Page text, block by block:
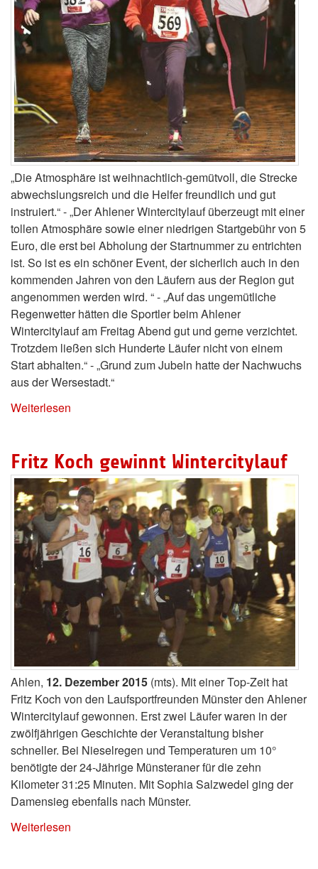
„Die Atmosphäre ist weihnachtlich-gemütvoll, die Strecke
abwechslungsreich und die Helfer freundlich und gut
instruiert.“ - „Der Ahlener Wintercitylauf überzeugt mit einer
tollen Atmosphäre sowie einer niedrigen Startgebühr von 5
Euro, die erst bei Abholung der Startnummer zu entrichten
ist. So ist es ein schöner Event, der sicherlich auch in den
kommenden Jahren von den Läufern aus der Region gut
angenommen werden wird. “ - „Auf das ungemütliche
Regenwetter hätten die Sportler beim Ahlener
Wintercitylauf am Freitag Abend gut und gerne verzichtet.
Trotzdem ließen sich Hunderte Läufer nicht von einem
Start abhalten.“ - „Grund zum Jubeln hatte der Nachwuchs
aus der Wersestadt.“
Weiterlesen
Fritz Koch gewinnt Wintercitylauf
Ahlen, 12. Dezember 2015 (mts). Mit einer Top-Zeit hat
Fritz Koch von den Laufsportfreunden Münster den Ahlener
Wintercitylauf gewonnen. Erst zwei Läufer waren in der
zwölfjährigen Geschichte der Veranstaltung bisher
schneller. Bei Nieselregen und Temperaturen um 10°
benötigte der 24-Jährige Münsteraner für die zehn
Kilometer 31:25 Minuten. Mit Sophia Salzwedel ging der
Damensieg ebenfalls nach Münster.
Weiterlesen